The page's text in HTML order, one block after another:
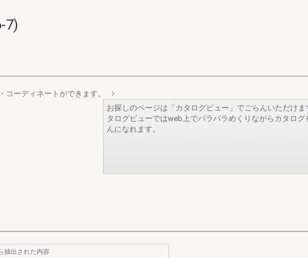
7)
ーディネートができます。
お探しのページは「カタログビュー」でごらんいただけま
タログビューではweb上でパラパラめくりながらカタログ
んになれます。
抽出された内容